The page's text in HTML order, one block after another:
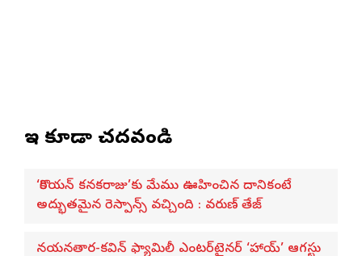
ఇవి కూడా చదవండి
‘కొరియన్ కనకరాజు’కు మేము ఊహించిన దానికంటే
అద్భుతమైన రెస్పాన్స్ వచ్చింది : వరుణ్ తేజ్
నయనతార-కవిన్ ఫ్యామిలీ ఎంటర్‌టైనర్ ‘హాయ్’ ఆగస్టు